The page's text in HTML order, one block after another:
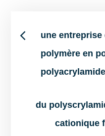
Post
une
polymère en
du
cationique